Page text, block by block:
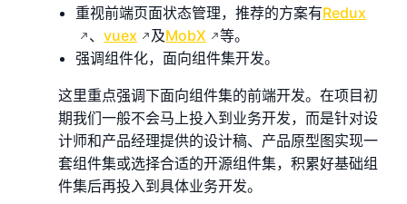
重视前端页面状态管理，推荐的方案有Redux
、vuex 及MobX
等。
强调组件化，面向组件集开发。
这里重点强调下面向组件集的前端开发。在项目初
期我们一般不会马上投入到业务开发，而是针对设
计师和产品经理提供的设计稿、产品原型图实现一
套组件集或选择合适的开源组件集，积累好基础组
件集后再投入到具体业务开发。